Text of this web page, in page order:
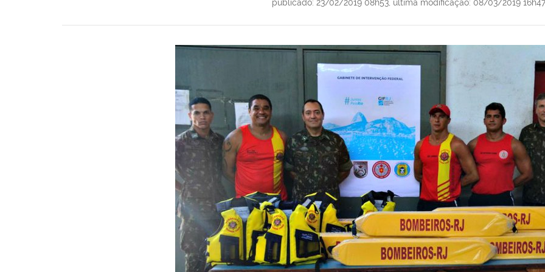
publicado: 23/02/2019 08h53 última modificação: 08/03/2019 16h47